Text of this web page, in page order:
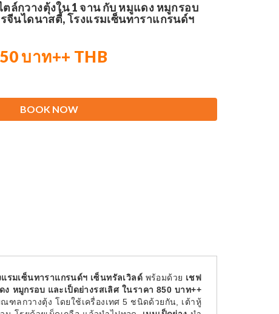
ล์กวางตุ้งใน 1 จาน กับ หมูแดง หมูกรอบ
จีนไดนาสตี้, โรงแรมเซ็นทาราแกรนด์ฯ
บาท++ THB
BOOK NOW
รมเซ็นทาราแกรนด์ฯ เซ็นทรัลเวิลด์ พร้อมด้วย เชฟ
ง หมูกรอบ และเป็ดย่างรสเลิศ ในราคา 850 บาท++
ฑลกวางตุ้ง โดยใช้เครื่องเทศ 5 ชนิดด้วยกัน, เต้าหู้